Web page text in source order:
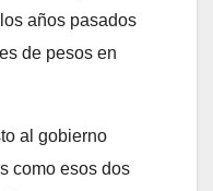
años pasados
de pesos en
al gobierno
como esos dos